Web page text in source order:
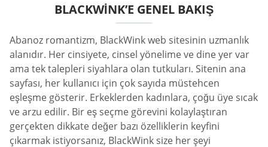
BLACKWINK’E GENEL BAKIŞ
Abanoz romantizm, BlackWink web sitesinin uzmanlık
alanıdır. Her cinsiyete, cinsel yönelime ve dine yer var
ama tek talepleri siyahlara olan tutkuları. Sitenin ana
sayfası, her kullanıcı için çok sayıda müstehcen
eşleşme gösterir. Erkeklerden kadınlara, çoğu üye sıcak
ve arzu edilir. Bir eş seçme görevini kolaylaştıran
gerçekten dikkate değer bazı özelliklerin keyfini
çıkarmak istiyorsanız, BlackWink size her şeyi